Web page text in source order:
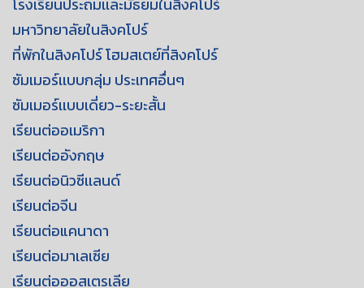
โรงเรียนประถมเเละมัธยมในสิงคโปร์
มหาวิทยาลัยในสิงคโปร์
ที่พักในสิงคโปร์ โฮมสเตย์ที่สิงคโปร์
ซัมเมอร์เเบบกลุ่ม ประเทศอื่นๆ
ซัมเมอร์เเบบเดี่ยว-ระยะสั้น
เรียนต่ออเมริกา
เรียนต่ออังกฤษ
เรียนต่อนิวซีเเลนด์
เรียนต่อจีน
เรียนต่อแคนาดา
เรียนต่อมาเลเซีย
เรียนต่อออสเตรเลีย